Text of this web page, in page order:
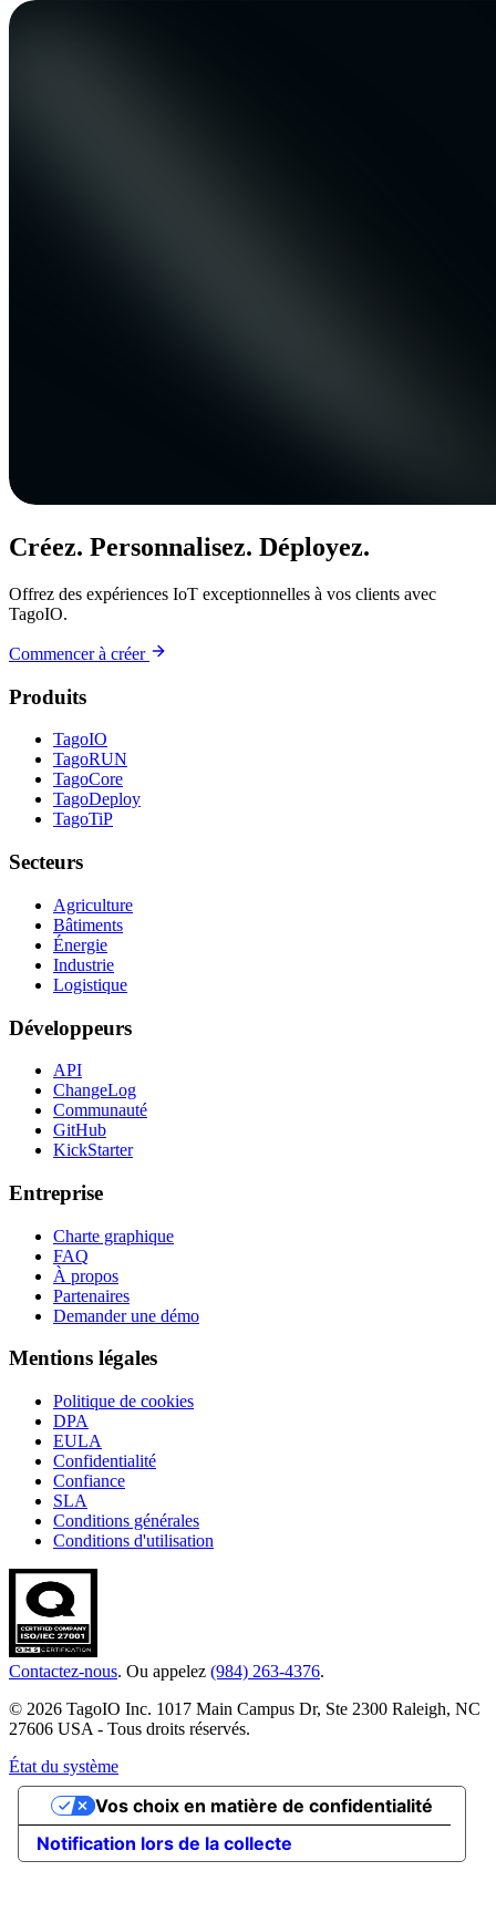
Créez. Personnalisez. Déployez.
Offrez des expériences IoT exceptionnelles à vos clients avec
TagoIO.
Commencer à créer
Produits
TagoIO
TagoRUN
TagoCore
TagoDeploy
TagoTiP
Secteurs
Agriculture
Bâtiments
Énergie
Industrie
Logistique
Développeurs
API
ChangeLog
Communauté
GitHub
KickStarter
Entreprise
Charte graphique
FAQ
À propos
Partenaires
Demander une démo
Mentions légales
Politique de cookies
DPA
EULA
Confidentialité
Confiance
SLA
Conditions générales
Conditions d'utilisation
Contactez-nous. Ou appelez (984) 263-4376.
© 2026 TagoIO Inc. 1017 Main Campus Dr, Ste 2300 Raleigh, NC
27606 USA - Tous droits réservés.
État du système
Notification lors de la collecte
Vos choix en matière de confidentialité